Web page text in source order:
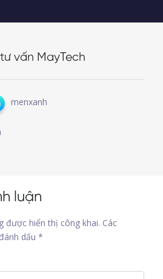
vấn MayTech
menxanh
luận
được hiển thị công khai. Các
dấu*